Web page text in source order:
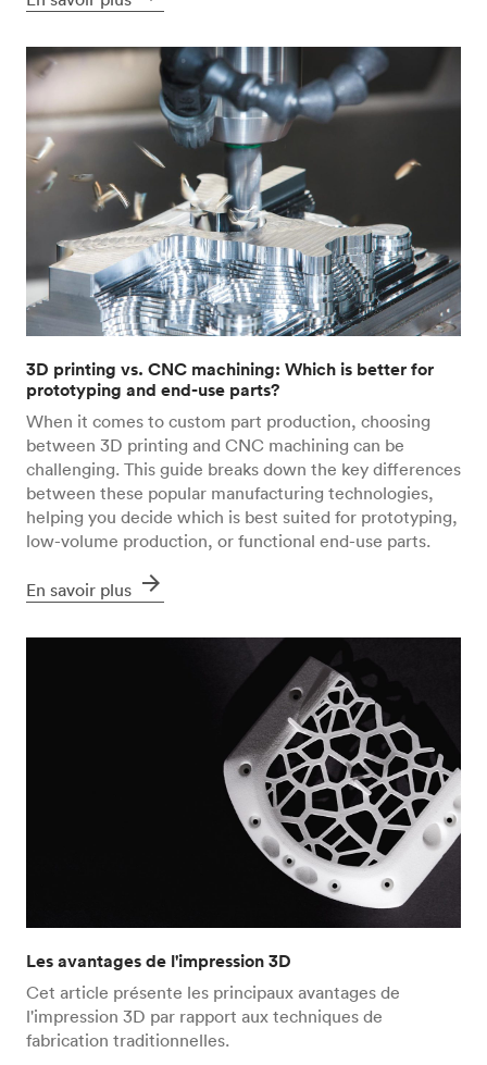
3D printing vs. CNC machining: Which is better for
prototyping and end-use parts?
When it comes to custom part production, choosing
between 3D printing and CNC machining can be
challenging. This guide breaks down the key differences
between these popular manufacturing technologies,
helping you decide which is best suited for prototyping,
low-volume production, or functional end-use parts.
En savoir plus arrow_forward
Les avantages de l'impression 3D
Cet article présente les principaux avantages de
l'impression 3D par rapport aux techniques de
fabrication traditionnelles.